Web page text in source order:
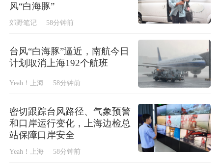
风“白海豚”
郊野笔记 58分钟前
台风“白海豚”逼近，南航今日
计划取消上海192个航班
Yeah！上海 58分钟前
密切跟踪台风路径、气象预警
和口岸运行变化，上海边检总
站保障口岸安全
Yeah！上海 58分钟前